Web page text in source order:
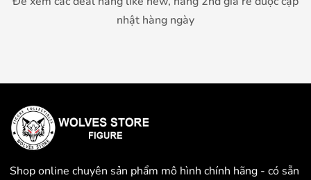
nhật hàng ngày
Shop online chuyên sản phẩm mô hình chính hãng - có sẵn